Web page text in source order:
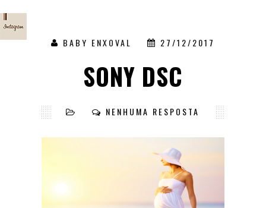
BABY ENXOVAL 27/12/2017
SONY DSC
NENHUMA RESPOSTA